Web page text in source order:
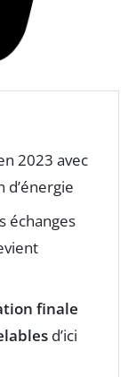
2023 avec
d’énergie
échanges
finale
d’ici